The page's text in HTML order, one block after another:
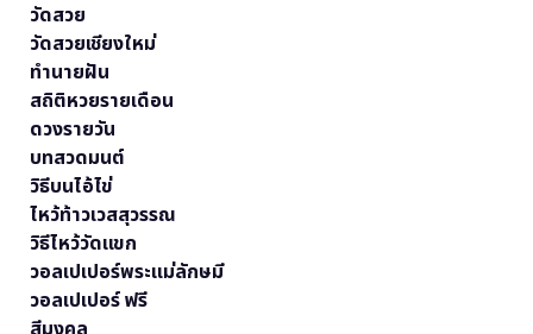
วัดสวย
วัดสวยเชียงใหม่
ทำนายฝัน
สถิติหวยรายเดือน
ดวงรายวัน
บทสวดมนต์
วิธีบนไอ้ไข่
ไหว้ท้าวเวสสุวรรณ
วิธีไหว้วัดแขก
วอลเปเปอร์พระแม่ลักษมี
วอลเปเปอร์ ฟรี